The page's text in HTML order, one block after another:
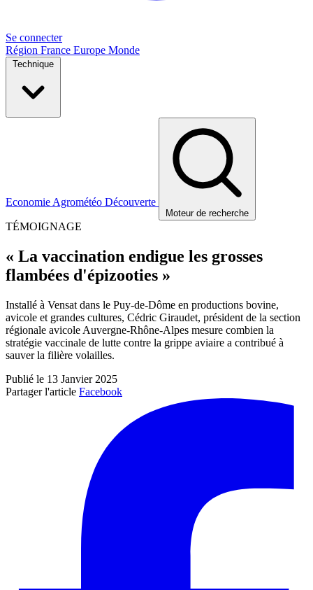
Se connecter
Région France Europe Monde
Technique
Economie Agrométéo Découverte
Moteur de recherche
TÉMOIGNAGE
« La vaccination endigue les grosses
flambées d'épizooties »
Installé à Vensat dans le Puy-de-Dôme en productions bovine,
avicole et grandes cultures, Cédric Giraudet, président de la section
régionale avicole Auvergne-Rhône-Alpes mesure combien la
stratégie vaccinale de lutte contre la grippe aviaire a contribué à
sauver la filière volailles.
Publié le 13 Janvier 2025
Partager l'article Facebook